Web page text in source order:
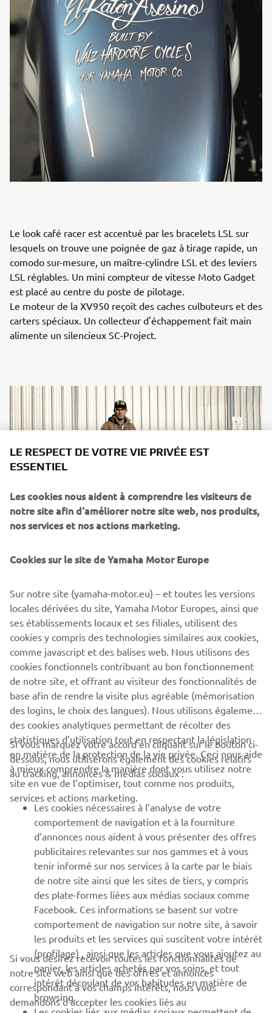
Le look café racer est accentué par les bracelets LSL sur
lesquels on trouve une poignée de gaz à tirage rapide, un
comodo sur-mesure, un maître-cylindre LSL et des leviers
LSL réglables. Un mini compteur de vitesse Moto Gadget
est placé au centre du poste de pilotage.
Le moteur de la XV950 reçoit des caches culbuteurs et des
carters spéciaux. Un collecteur d'échappement fait main
alimente un silencieux SC-Project.
Pour stopper la machine, les pinces de freins modifiées
sont associées à des disques Wave à l'avant et à l'arrière.
Le magnifique travail de peinture sur une base bleu pale
associé aux speed blocks Yamaha accentue encore son
look rétro.
CORPORATE
BUSINESS
PLUS DE YAMAHA
SOUTIEN
BULLETIN
Soyez le premier à connaître les dernières offres, les événements
spéciaux, les nouveautés et bien plus encore
S'ABONNER
LE RESPECT DE VOTRE VIE PRIVÉE EST
ESSENTIEL
Les cookies nous aident à comprendre les visiteurs de
notre site afin d'améliorer notre site web, nos produits,
nos services et nos actions marketing.
Cookies sur le site de Yamaha Motor Europe
Sur notre site (yamaha-motor.eu) – et toutes les versions
locales dérivées du site, Yamaha Motor Europes, ainsi que
ses établissements locaux et ses filiales, utilisent des
cookies y compris des technologies similaires aux cookies,
comme javascript et des balises web. Nous utilisons des
cookies fonctionnels contribuant au bon fonctionnement
de notre site, et offrant au visiteur des fonctionnalités de
base afin de rendre la visite plus agréable (mémorisation
des logins, le choix des langues). Nous utilisons également
des cookies analytiques permettant de récolter des
statistiques d’utilisation tout en respectant la législation
en matière de la protection de la vie privée. Ceci nous aide
à mieux comprendre la manière dont vous utilisez notre
site en vue de l’optimiser, tout comme nos produits,
services et actions marketing.
Si vous marquez votre accord en cliquant sur le bouton ci-
dessous, nous utiliserons également des cookies relatifs
au tracking, annonces & médias sociaux :
Les cookies nécessaires à l’analyse de votre
comportement de navigation et à la fourniture
d’annonces nous aident à vous présenter des offres
publicitaires relevantes sur nos gammes et à vous
tenir informé sur nos services à la carte par le biais
de notre site ainsi que les sites de tiers, y compris
des plate-formes liées aux médias sociaux comme
Facebook. Ces informations se basent sur votre
comportement de navigation sur notre site, à savoir
les produits et les services qui suscitent votre intérêt
(profilage) , ainsi que les articles que vous ajoutez au
panier, les articles achetés par vos soins, et tout
intérêt découlant de vos habitudes en matière de
browsing.
Si vous désirez recevoir toutes les fonctionnalités de
notre site web ainsi que des offres et annonces
correspondant à vos champs intérêts, nous vous
demandons d’accepter les cookies liés au